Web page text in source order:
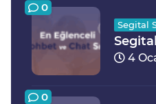
0
Segital
4
0